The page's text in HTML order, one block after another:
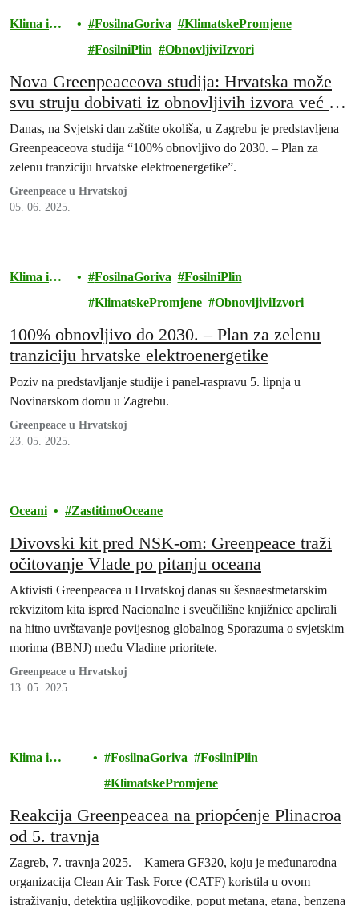
Klima i
FosilnaGoriva
KlimatskePromjene
FosilniPlin
ObnovljiviIzvori
Nova Greenpeaceova studija: Hrvatska može
svu struju dobivati iz obnovljivih izvora već od
2030.
Danas, na Svjetski dan zaštite okoliša, u Zagrebu je predstavljena
Greenpeaceova studija “100% obnovljivo do 2030. – Plan za
zelenu tranziciju hrvatske elektroenergetike”.
Greenpeace u Hrvatskoj
05. 06. 2025.
Klima i
FosilnaGoriva
FosilniPlin
KlimatskePromjene
ObnovljiviIzvori
100% obnovljivo do 2030. – Plan za zelenu
tranziciju hrvatske elektroenergetike
Poziv na predstavljanje studije i panel-raspravu 5. lipnja u
Novinarskom domu u Zagrebu.
Greenpeace u Hrvatskoj
23. 05. 2025.
Oceani ZastitimoOceane
Divovski kit pred NSK-om: Greenpeace traži
očitovanje Vlade po pitanju oceana
Aktivisti Greenpeacea u Hrvatskoj danas su šesnaestmetarskim
rekvizitom kita ispred Nacionalne i sveučilišne knjižnice apelirali
na hitno uvrštavanje povijesnog globalnog Sporazuma o svjetskim
morima (BBNJ) među Vladine prioritete.
Greenpeace u Hrvatskoj
13. 05. 2025.
Klima i
FosilnaGoriva
FosilniPlin
KlimatskePromjene
Reakcija Greenpeacea na priopćenje Plinacroa
od 5. travnja
Zagreb, 7. travnja 2025. – Kamera GF320, koju je međunarodna
organizacija Clean Air Task Force (CATF) koristila u ovom
istraživanju, detektira ugljikovodike, poput metana, etana, benzena